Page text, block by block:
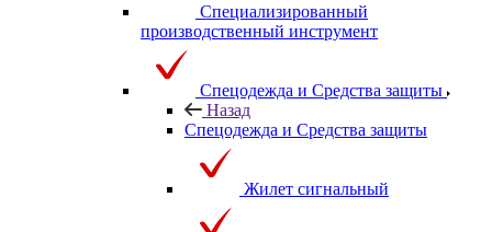
Специализированный
производственный инструмент
Спецодежда и Средства защиты
Назад
Спецодежда и Средства защиты
Жилет сигнальный